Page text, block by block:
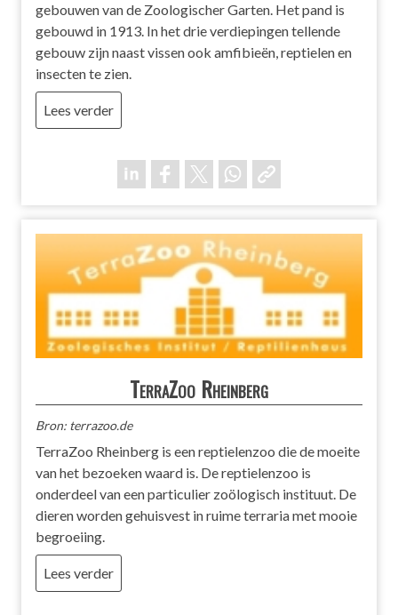
gebouwen van de Zoologischer Garten. Het pand is
gebouwd in 1913. In het drie verdiepingen tellende
gebouw zijn naast vissen ook amfibieën, reptielen en
insecten te zien.
Lees verder
TerraZoo Rheinberg
Bron: terrazoo.de
TerraZoo Rheinberg is een reptielenzoo die de moeite
van het bezoeken waard is. De reptielenzoo is
onderdeel van een particulier zoölogisch instituut. De
dieren worden gehuisvest in ruime terraria met mooie
begroeiing.
Lees verder